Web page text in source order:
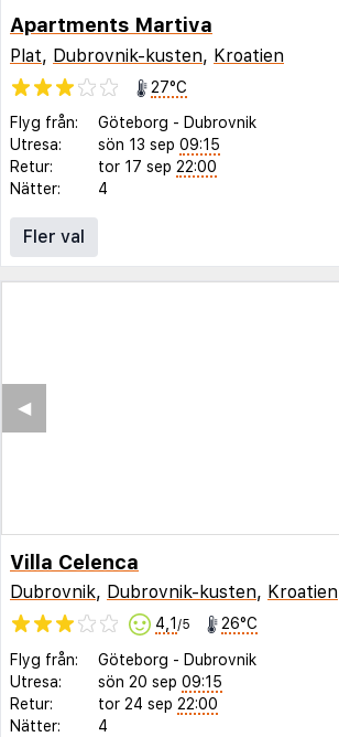
Apartments Martiva
Plat, Dubrovnik-kusten, Kroatien
27°C
Flyg från:
Göteborg - Dubrovnik
Utresa:
sön 13 sep 09:15
Retur:
tor 17 sep 22:00
Nätter:
4
Fler val
◀︎
Villa Celenca
Dubrovnik, Dubrovnik-kusten, Kroatien
4,1 /5 26°C
Flyg från: Göteborg - Dubrovnik
Utresa:
sön 20 sep 09:15
Retur:
tor 24 sep 22:00
Nätter:
4